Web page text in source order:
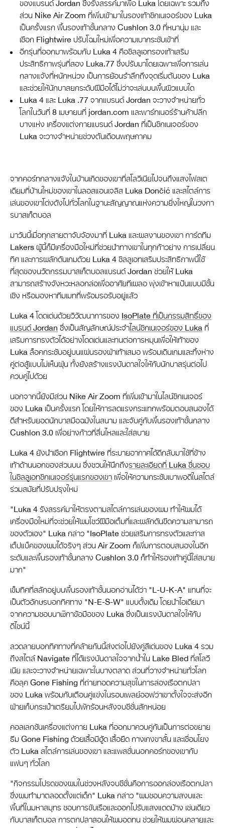
ของแบรนด์ Jordan ซึ่งรังสรรค์มาเพื่อ Luka โดยเฉพาะ รวมถึง
ส่วน Nike Air Zoom ที่เพิ่มเข้ามาในรองเท้าซิกเนเจอร์ของ Luka
เป็นครั้งแรก พื้นรองเท้าชั้นกลาง Cushlon 3.0 ที่หนานุ่ม และ
เชือก Flightwire ปรับโฉมใหม่เพื่อความเบากระชับเข้าที่
อีกรุ่นที่ออกมาพร้อมกับ Luka 4 คือซิลลูเอทรองเท้าเสริม
ประสิทธิภาพรุ่นที่สอง Luka.77 ซึ่งปรับมาโดยเฉพาะเพื่อการเล่น
กลางแจ้งที่หนักหน่วง เป็นการย้อนรำลึกถึงจุดเริ่มต้นของ Luka
และช่วยให้นักบาสยกระดับฝีมือได้ไม่ว่าจะเล่นบนพื้นผิวแบบใด
Luka 4 และ Luka .77 จากแบรนด์ Jordan จะวางจำหน่ายทั่ว
โลกในวันที่ 8 เมษายนที่ jordan.com และพาร์ทเนอร์ร้านค้าปลีก
บางแห่ง เครื่องแต่งกายแบรนด์ Jordan ที่เป็นซิกเนเจอร์ของ
Luka จะวางจำหน่ายช่วงต้นเดือนพฤษภาคม
จากคอร์ทกลางแจ้งในบ้านเกิดของเขาที่สโลวีเนียไปจนถึงแสงไฟสเต
เดียมที่บ้านใหม่ของเขาในลอสแอนเจลิส Luka Dončić และสไตล์การ
เล่นของเขาโด่งดังไปทั่วโลกในฐานะสัญญาณแห่งความยิ่งใหญ่ในวงกา
รบาสเก็ตบอล
มาวันนี้เมื่อทุกสายตาจับจ้องมาที่ Luka และผลงานของเขา การ์ดทีม
Lakers ผู้นี้ก็มีเครื่องมือใหม่ที่ช่วยนำทางเขาในทุกก้าวย่าง การเปลี่ยน
ทิศ และการผลักดันเกมด้วย Luka 4 ซิลลูเอทเสริมประสิทธิภาพนี้ใช้
ที่สุดของนวัตกรรมบาสเก็ตบอลแบรนด์ Jordan ช่วยให้ Luka
สามารถสร้างจังหวะหลอกล่อเพื่ออาศัยทีเผลอ พุ่งเข้าหาแป้นแบบมีชั้น
เชิง หรือมองหาทีมเมทที่พร้อมรอรับอยู่แล้ว
Luka 4 โดดเด่นด้วยวิวัฒนาการของ IsoPlate ที่เป็นกรรมสิทธิ์ของ
แบรนด์ Jordan ซึ่งเป็นสัญลักษณ์ประจำไลน์ซิกเนเจอร์ของ Luka ที่
เสริมการทรงตัวได้อย่างโดดเด่นและทนต่อการหมุนเพื่อให้เท้าของ
Luka ล็อคกระชับอยู่บนแผ่นรองฝ่าเท้าเสมอ พร้อมเดินเกมและทิ้งห่าง
คู่ต่อสู้แบบไม่เห็นฝุ่น ทั้งยังสร้างแรงบันดาลใจให้กับนักบาสรุ่นต่อไป
ควบคู่ไปด้วย
นอกจากนี้ยังมีส่วน Nike Air Zoom ที่เพิ่มเข้ามาในไลน์ซิกเนเจอร์
ของ Luka เป็นครั้งแรก โดยให้การลดแรงกระแทกพร้อมตอบสนองได้
ดีสำหรับยอดนักบาสมือฉมังในสนาม และจับคู่กับพื้นรองเท้าชั้นกลาง
Cushlon 3.0 เพื่อย่างก้าวที่ลื่นไหลและใส่สบาย
Luka 4 ยังนำเชือก Flightwire ที่ระบายอากาศได้ดีกลับมาใช้ที่ข้าง
เท้าด้านนอกของส่วนบน ซึ่งชวนให้นึกถึงรายละเอียดที่ Luka ชื่นชอบ
ในซิลลูเอทซิกเนเจอร์รุ่นแรกของเขา เพื่อให้ความกระชับเบาพอดีในสไตล์
ร่วมสมัยที่ปรับปรุงใหม่
"Luka 4 รังสรรค์มาให้ตรงตามสไตล์การเล่นของผม ทำให้ผมได้
เครื่องมือใหม่ที่จะช่วยให้ผมโชว์ฝีมือเต็มที่และผลักดันขีดความสามารถ
ของตัวเอง" Luka กล่าว "IsoPlate ช่วยเสริมการทรงตัวและท่าส
เต็ปแบ็คของผมได้จริงๆ ส่วน Air Zoom ก็เพิ่มการตอบสนองในอีก
ระดับและพื้นรองเท้าชั้นกลาง Cushlon 3.0 ก็ทำให้รองเท้าคู่นี้ใส่สบาย
มาก"
เข็มทิศที่สลักอยู่บนพื้นรองเท้าชั้นนอกอ่านได้ว่า "L-U-K-A" แทนที่จะ
เป็นตัวอักษรบอกทิศทาง "N-E-S-W" แบบดั้งเดิม โดยนำไอเดียมา
จากความชอบนาฬิกาข้อมือของ Luka ซึ่งเป็นแรงบันดาลใจให้กับ
ดีไซน์นี้
ลวดลายบอกทิศทางที่คล้ายกันนี้ส่งต่อไปยังคู่สีเด่นของ Luka 4 รวม
ถึงสไตล์ Navigate ที่ได้แรงบันดาลใจจากน้ำใน Lake Bled ที่สโลวี
เนีย และจะวางจำหน่ายเฉพาะในบางตลาด ส่วนที่วางจำหน่ายทั่วโลก
คือลุค Gone Fishing ที่ถ่ายทอดความสุขในการล่องเรือตกปลา
ของ Luka พร้อมกับเตือนคู่แข่งในรอบเพลย์ออฟว่าเขาตั้งใจจะส่งอีก
ฝ่ายเก็บกระเป๋าเตรียมไปพักร้อนหลังจบซีซั่นสักหน่อย
คอลเลกชันเครื่องแต่งกาย Luka ที่ออกมาควบคู่กันเป็นการต่อขยาย
ธีม Gone Fishing ด้วยเสื้อมีฮู้ด เสื้อยืด กางเกงขาสั้น และเชื่อมโยง
ตัว Luka สไตล์การเล่นของเขา และแพสชั่นนอกคอร์ทของเขากับ
แฟนๆ ทั่วโลก
"กิจกรรมโปรดของผมในช่วงหลังจบซีซั่นคือการออกล่องเรือตกปลา
ซึ่งผมทำมาตลอดตั้งแต่เด็ก" Luka กล่าว "ผมชอบความสงบและ
พื้นที่ในมหาสมุทร ชอบการขับเรือและออกไปรับแสงแดดบ้าง เช่นเดียว
กับบาสเก็ตบอล การตกปลาสอนให้ผมอดทน ช่วยให้ผมผ่อนคลายและ